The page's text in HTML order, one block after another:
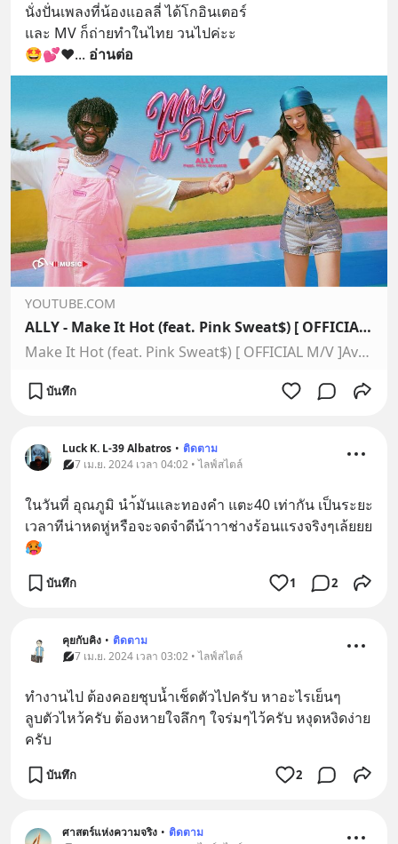
นั่งปั่นเพลงที่น้องแอลลี่ ได้โกอินเตอร์
และ MV ก็ถ่ายทำในไทย วนไปค่ะะ
🤩💕❤️... อ่านต่อ
YOUTUBE.COM
ALLY - Make It Hot (feat. Pink Sweat$) [ OFFICIAL M/V ]
Make It Hot (feat. Pink Sweat$) [ OFFICIAL M/V ]Available Now on All Platform📀 https://ADA411ALLY.lnk.to/MakeItHotFeatPinkSweat#ทำมันให้ร้อน #MakeIt…
บันทึก
Luck K. L-39 Albatros • ติดตาม
7 เม.ย. 2024 เวลา 04:02 • ไลฟ์สไตล์
ในวันที่ อุณภูมิ นำ้มันและทองคำ แตะ40 เท่ากัน เป็นระยะ
เวลาทีน่าหดหู่หรือจะจดจำดีน้าาาช่างร้อนแรงจริงๆเล้ยยย
🥵
บันทึก 1 2
คุยกับคิง • ติดตาม
7 เม.ย. 2024 เวลา 03:02 • ไลฟ์สไตล์
ทำงานไป ต้องคอยชุบน้ำเช็ดตัวไปครับ หาอะไรเย็นๆ
ลูบตัวไหว้ครับ ต้องหายใจลึกๆ ใจร่มๆไว้ครับ หงุดหงิดง่าย
ครับ
บันทึก 2
ศาสตร์แห่งความจริง • ติดตาม